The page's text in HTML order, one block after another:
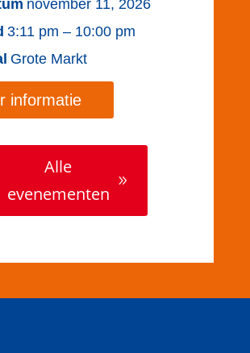
november 11, 2026
3:11 pm – 10:00 pm
Grote Markt
informatie
Alle
evenementen